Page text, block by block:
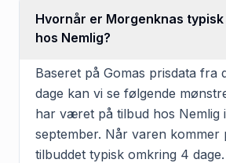
Hvornår er Morgenknas
hos Nemlig?
Baseret på Gomas prisdata fra
dage kan vi se følgende
har været på tilbud hos Nemlig
september. Når varen kommer
tilbuddet typisk omkring 4